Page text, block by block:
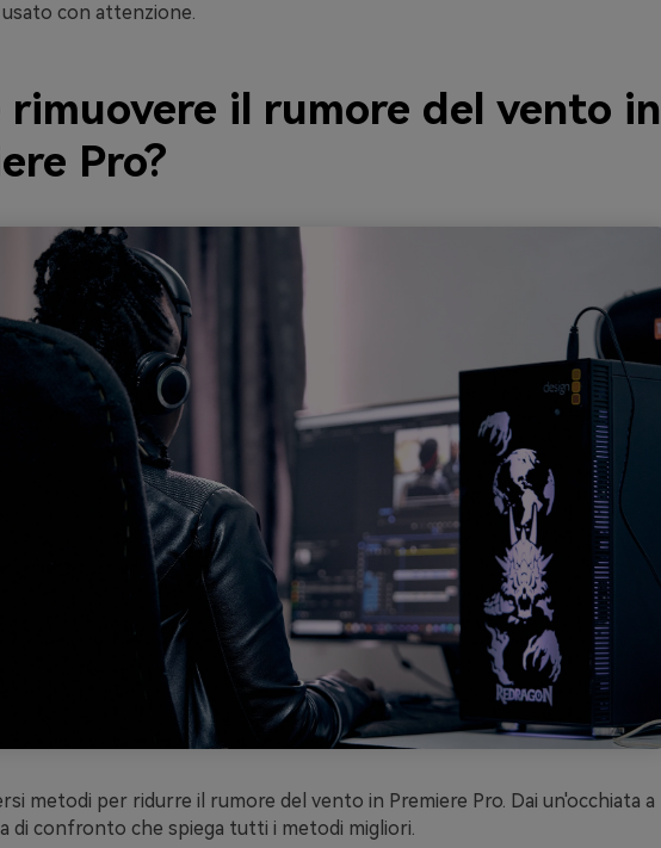
con attenzione.
rimuovere il rumore del vento in
Pro?
metodi per ridurre il rumore del vento in Premiere Pro. Dai un'occhiata a
di confronto che spiega tutti i metodi migliori.